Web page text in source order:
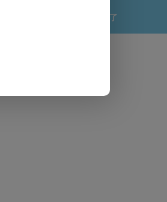
予約受付終了